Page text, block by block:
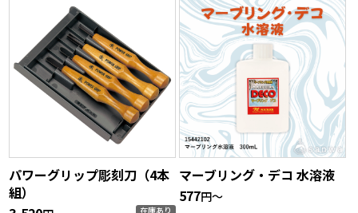
パワーグリップ彫刻刀（4本
組）
在庫あり
マーブリング・デコ 水溶液
577円〜